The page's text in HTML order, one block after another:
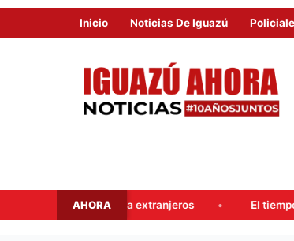
Inicio Noticias De Iguazú
AHORA
a extranjeros El tiempo en Iguazú este